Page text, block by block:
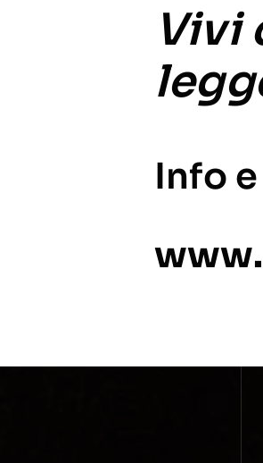
Vivi
Info